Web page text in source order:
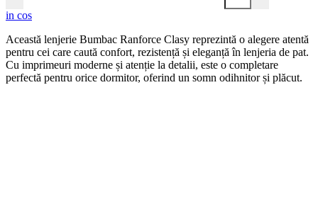
in cos
Această lenjerie Bumbac Ranforce Clasy reprezintă o alegere atentă
pentru cei care caută confort, rezistență și eleganță în lenjeria de pat.
Cu imprimeuri moderne și atenție la detalii, este o completare
perfectă pentru orice dormitor, oferind un somn odihnitor și plăcut.